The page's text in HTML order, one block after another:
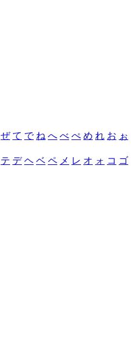
ぜ て で ね へ べ ぺ め れ お ぉ
テ デ ヘ ベ ペ メ レ オ ォ コ ゴ